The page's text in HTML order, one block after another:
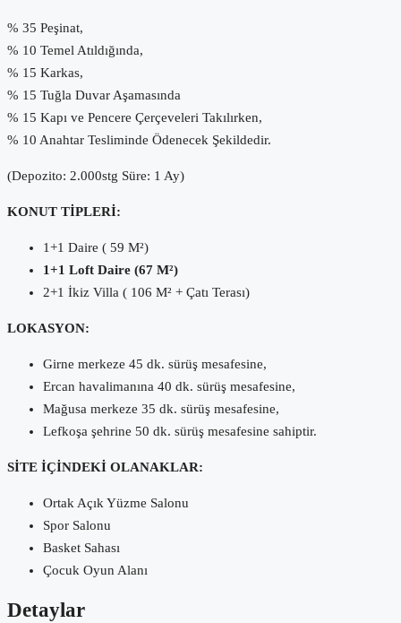
% 35 Peşinat,
% 10 Temel Atıldığında,
% 15 Karkas,
% 15 Tuğla Duvar Aşamasında
% 15 Kapı ve Pencere Çerçeveleri Takılırken,
% 10 Anahtar Tesliminde Ödenecek Şekildedir.
(Depozito: 2.000stg Süre: 1 Ay)
KONUT TİPLERİ:
1+1 Daire ( 59 M²)
1+1 Loft Daire (67 M²)
2+1 İkiz Villa ( 106 M² + Çatı Terası)
LOKASYON:
Girne merkeze 45 dk. sürüş mesafesine,
Ercan havalimanına 40 dk. sürüş mesafesine,
Mağusa merkeze 35 dk. sürüş mesafesine,
Lefkoşa şehrine 50 dk. sürüş mesafesine sahiptir.
SİTE İÇİNDEKİ OLANAKLAR:
Ortak Açık Yüzme Salonu
Spor Salonu
Basket Sahası
Çocuk Oyun Alanı
Detaylar